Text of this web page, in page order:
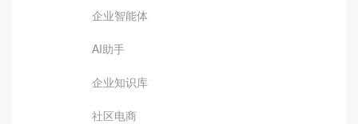
企业智能体
AI助手
企业知识库
社区电商